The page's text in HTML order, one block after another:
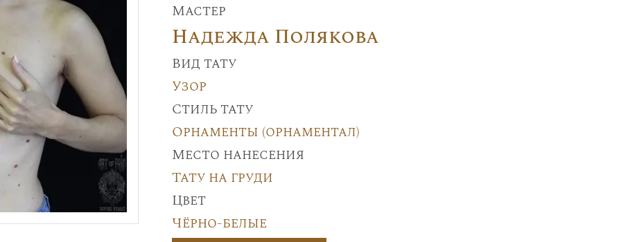
Мастер
Надежда Полякова
Вид тату
Узор
Стиль тату
Орнаменты (орнаментал)
Место нанесения
Тату на груди
Цвет
Чёрно-белые